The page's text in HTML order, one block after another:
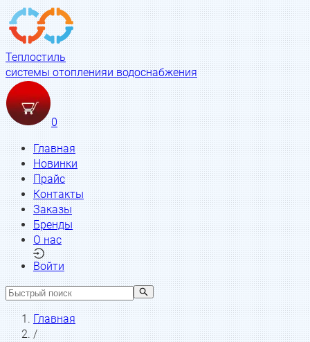
Теплостиль
системы отопленияи водоснабжения
0
Главная
Новинки
Прайс
Контакты
Заказы
Бренды
О нас
Войти
Главная
/